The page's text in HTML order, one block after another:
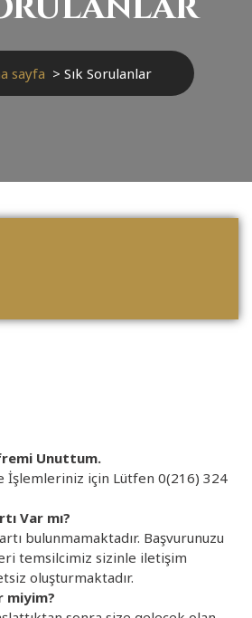
sayfa > Sık Sorulanlar
Unuttum.
İşlemleriniz için Lütfen 0(216) 324
Var mı?
bulunmamaktadır. Başvurunuzu
temsilcimiz sizinle iletişim
oluşturmaktadır.
miyim?